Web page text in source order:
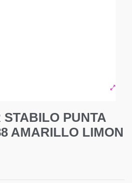
PUNTA
AMARILLO LIMON